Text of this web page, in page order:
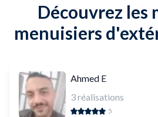
Découvrez les
menuisiers
Ahmed E
3réalisations
5